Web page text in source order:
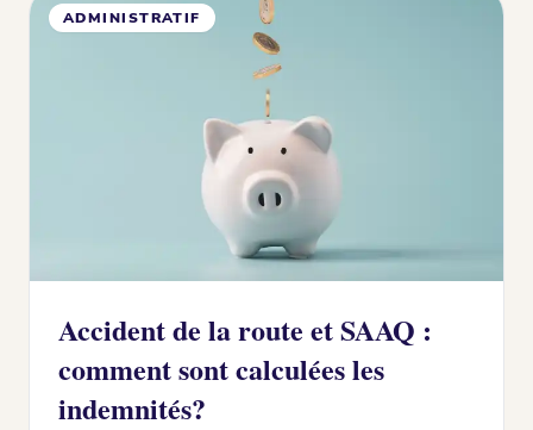
ADMINISTRATIF
Accident de la route et SAAQ :
comment sont calculées les
indemnités?